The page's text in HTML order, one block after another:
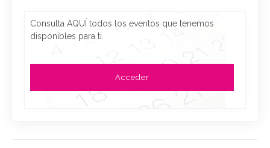
Consulta AQUÍ todos los eventos que tenemos
disponibles para ti.
Acceder